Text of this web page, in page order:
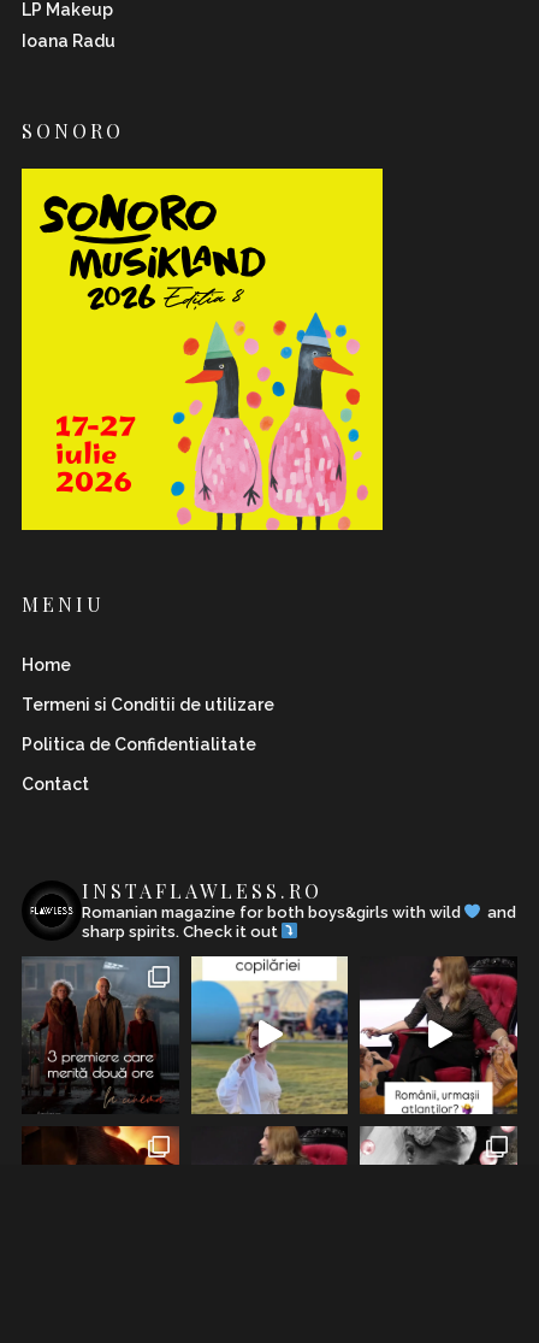
LP Makeup
Ioana Radu
SONORO
MENIU
Home
Termeni si Conditii de utilizare
Politica de Confidentialitate
Contact
INSTAFLAWLESS.RO
Romanian magazine for both boys&girls with wild
and
sharp spirits. Check it out